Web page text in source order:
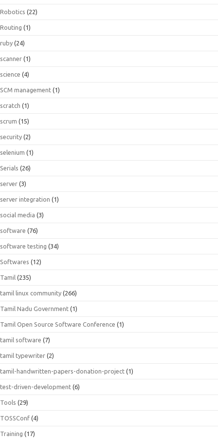
Robotics (22)
Routing (1)
ruby (24)
scanner (1)
science (4)
SCM management (1)
scratch (1)
scrum (15)
security (2)
selenium (1)
Serials (26)
server (3)
server integration (1)
social media (3)
software (76)
software testing (34)
Softwares (12)
Tamil (235)
tamil linux community (266)
Tamil Nadu Government (1)
Tamil Open Source Software Conference (1)
tamil software (7)
tamil typewriter (2)
tamil-handwritten-papers-donation-project (1)
test-driven-development (6)
Tools (29)
TOSSConf (4)
Training (17)